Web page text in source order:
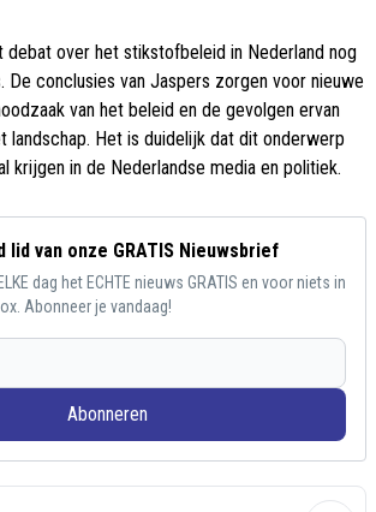
debat over het stikstofbeleid in Nederland nog
De conclusies van Jaspers zorgen voor nieuwe
van het beleid en de gevolgen ervan
landschap. Het is duidelijk dat dit onderwerp
krijgen in de Nederlandse media en politiek.
lid van onze GRATIS Nieuwsbrief
dag het ECHTE nieuws GRATIS en voor niets in
Abonneer je vandaag!
Abonneren